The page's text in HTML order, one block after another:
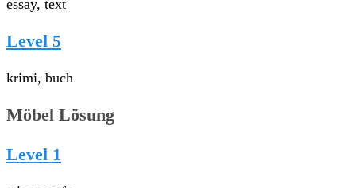
essay, text
Level 5
krimi, buch
Möbel Lösung
Level 1